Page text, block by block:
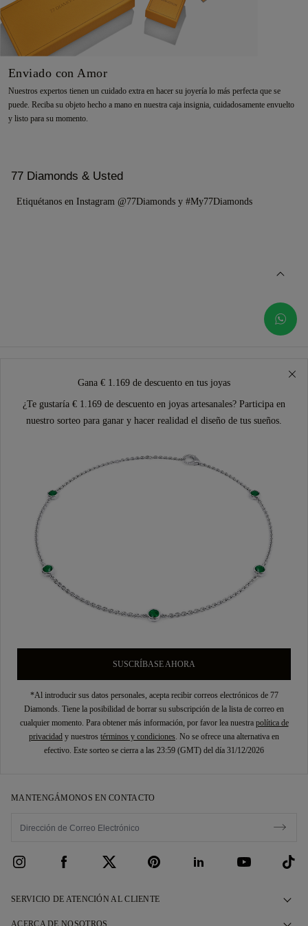
Enviado con Amor
Nuestros expertos tienen un cuidado extra en hacer su joyería lo más perfecta que se
puede. Reciba su objeto hecho a mano en nuestra caja insignia, cuidadosamente envuelto
y listo para su momento.
77 Diamonds & Usted
Etiquétanos en Instagram @77Diamonds y #My77Diamonds
Gana € 1.169 de descuento en tus joyas
¿Te gustaría € 1.169 de descuento en joyas artesanales? Participa en
nuestro sorteo para ganar y hacer realidad el diseño de tus sueños.
SUSCRÍBASE AHORA
*Al introducir sus datos personales, acepta recibir correos electrónicos de 77
Diamonds. Tiene la posibilidad de borrar su subscripción de la lista de correo en
cualquier momento. Para obtener más información, por favor lea nuestra política de
privacidad y nuestros términos y condiciones. No se ofrece una alternativa en
efectivo. Este sorteo se cierra a las 23:59 (GMT) del día 31/12/2026
MANTENGÁMONOS EN CONTACTO
SERVICIO DE ATENCIÓN AL CLIENTE
Contáctenos
ACERCA DE NOSOTROS